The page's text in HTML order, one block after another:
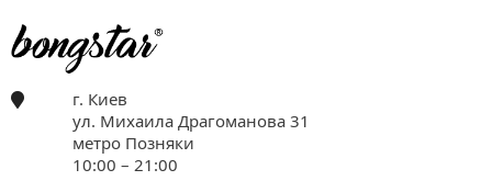
г. Киев
ул. Михаила Драгоманова 31
метро Позняки
10:00 – 21:00